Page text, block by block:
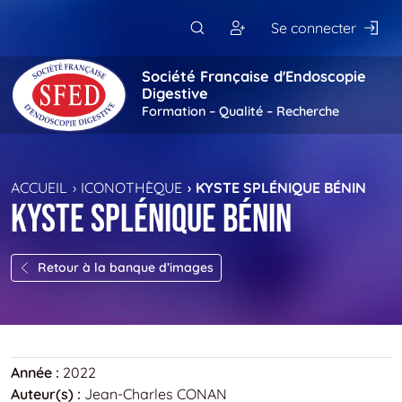
Se connecter
Société Française d'Endoscopie
Digestive
Formation – Qualité – Recherche
ACCUEIL ICONOTHÈQUE KYSTE SPLÉNIQUE BÉNIN
Kyste splénique bénin
Retour à la banque d’images
Année : 2022
Auteur(s) : Jean-Charles CONAN